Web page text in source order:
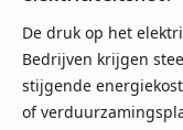
De druk op het
Bedrijven krijgen
stijgende
of